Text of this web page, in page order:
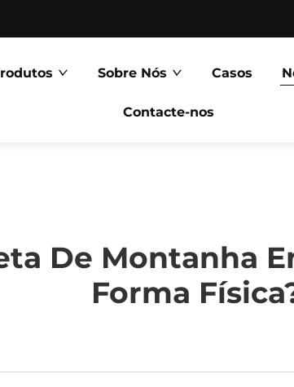
Sobre Nós Casos
Contacte-nos
De Montanha
Forma